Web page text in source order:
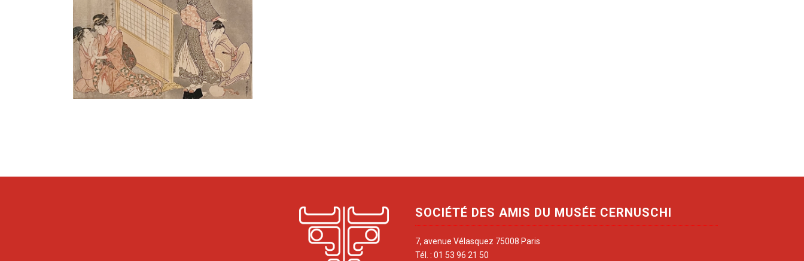
SOCIÉTÉ DES AMIS DU MUSÉE CERNUSCHI
7, avenue Vélasquez 75008 Paris
Tél. : 01 53 96 21 50